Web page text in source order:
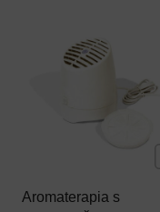
Aromaterapia s